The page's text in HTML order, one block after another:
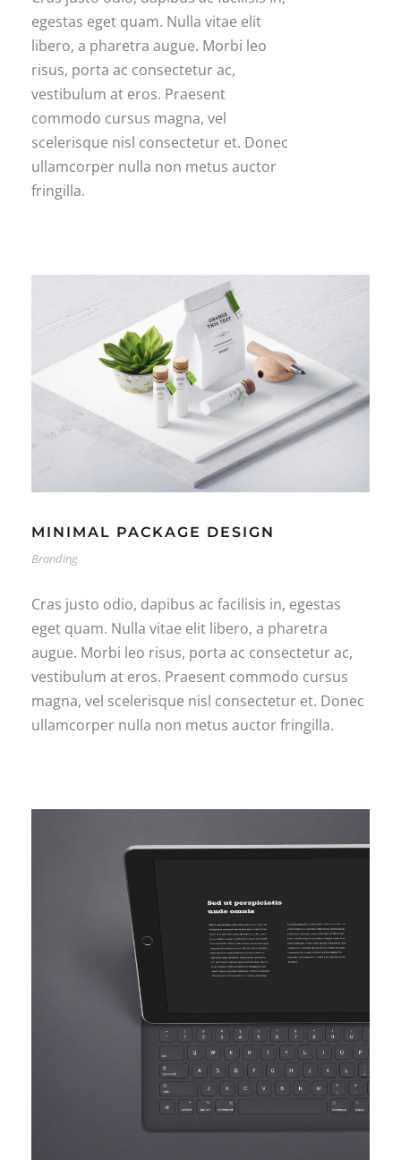
egestas eget quam. Nulla vitae elit
libero, a pharetra augue. Morbi leo
risus, porta ac consectetur ac,
vestibulum at eros. Praesent
commodo cursus magna, vel
scelerisque nisl consectetur et. Donec
ullamcorper nulla non metus auctor
fringilla.
MINIMAL PACKAGE DESIGN
Branding
Cras justo odio, dapibus ac facilisis in, egestas
eget quam. Nulla vitae elit libero, a pharetra
augue. Morbi leo risus, porta ac consectetur ac,
vestibulum at eros. Praesent commodo cursus
magna, vel scelerisque nisl consectetur et. Donec
ullamcorper nulla non metus auctor fringilla.